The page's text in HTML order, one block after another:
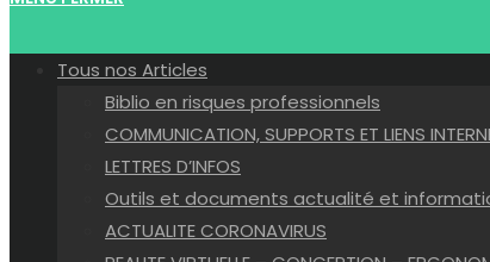
Tous nos Articles
Biblio en risques professionnels
COMMUNICATION, SUPPORTS ET LIENS
LETTRES D’INFOS
Outils et documents actualité et
ACTUALITE CORONAVIRUS